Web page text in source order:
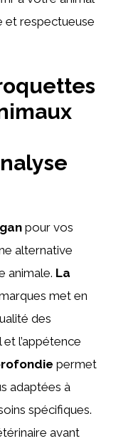
et respectueuse
pour vos
alternative
animale. La
met en
des
l’appétence
permet
adaptées à
spécifiques.
avant